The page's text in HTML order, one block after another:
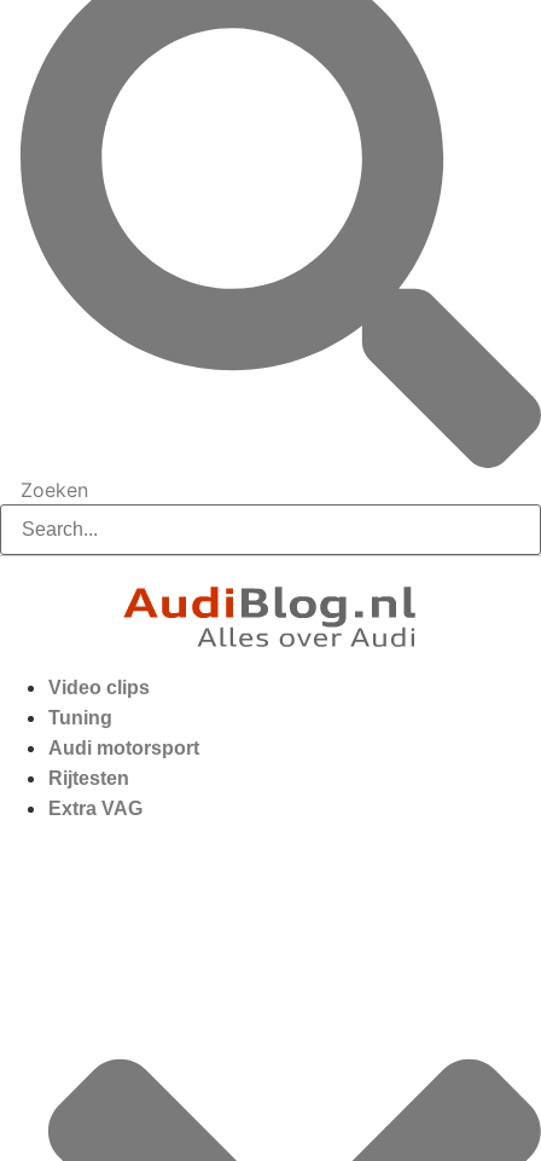
Zoeken
Video clips
Tuning
Audi motorsport
Rijtesten
Extra VAG